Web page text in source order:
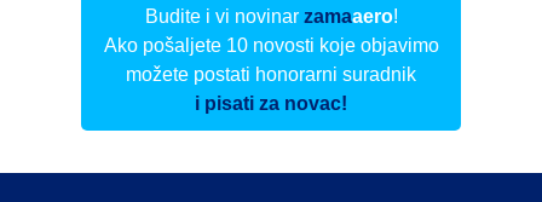
Budite i vi novinar zamaaero!
Ako pošaljete 10 novosti koje objavimo
možete postati honorarni suradnik
i pisati za novac!